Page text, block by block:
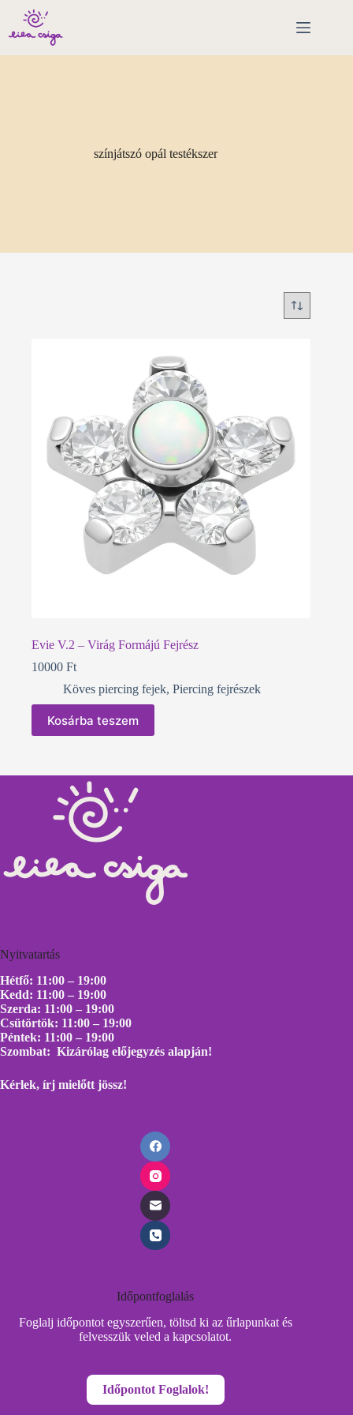
content
színjátszó opál testékszer
Evie V.2 – Virág Formájú Fejrész
10000 Ft
Köves piercing fejek, Piercing fejrészek
Kosárba teszem
Nyitvatartás
Hétfő: 11:00 – 19:00
Kedd: 11:00 – 19:00
Szerda: 11:00 – 19:00
Csütörtök: 11:00 – 19:00
Péntek: 11:00 – 19:00
Szombat: Kizárólag előjegyzés alapján!
Kérlek, írj mielőtt jössz!
Időpontfoglalás
Foglalj időpontot egyszerűen, töltsd ki az űrlapunkat és
felvesszük veled a kapcsolatot.
Időpontot Foglalok!